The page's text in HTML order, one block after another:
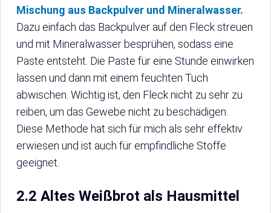
Mischung aus Backpulver und Mineralwasser.
Dazu einfach das Backpulver auf den Fleck streuen
und mit Mineralwasser besprühen, sodass eine
Paste entsteht. Die Paste für eine Stunde einwirken
lassen und dann mit einem feuchten Tuch
abwischen. Wichtig ist, den Fleck nicht zu sehr zu
reiben, um das Gewebe nicht zu beschädigen.
Diese Methode hat sich für mich als sehr effektiv
erwiesen und ist auch für empfindliche Stoffe
geeignet.
2.2 Altes Weißbrot als Hausmittel